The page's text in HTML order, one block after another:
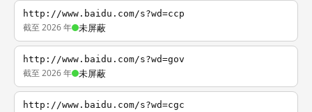
http://www.baidu.com/s?wd=ccp
截至 2026 年 未屏蔽
http://www.baidu.com/s?wd=gov
截至 2026 年 未屏蔽
http://www.baidu.com/s?wd=cgc